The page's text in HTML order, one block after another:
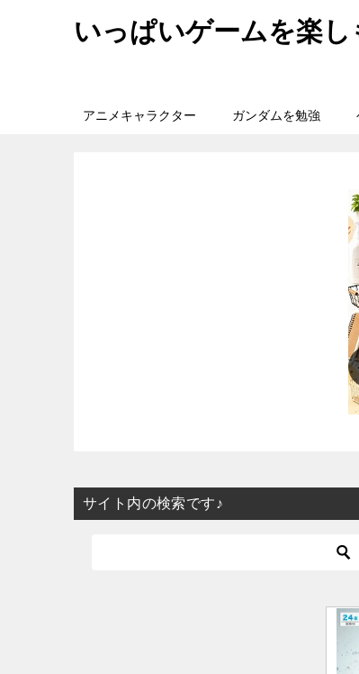
いっぱいゲームを楽し
アニメキャラクター ガンダムを勉強
サイト内の検索です♪